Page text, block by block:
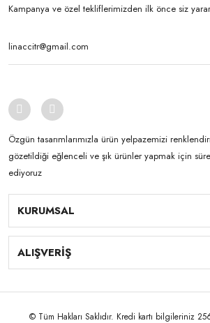
Kampanya ve özel tekliflerimizden ilk önce siz
Özgün tasarımlarımızla ürün yelpazemizi
gözetildiği eğlenceli ve şık ürünler yapmak için
ediyoruz
KURUMSAL
ALIŞVERİŞ
© Tüm Hakları Saklıdır. Kredi kartı bilgileriniz